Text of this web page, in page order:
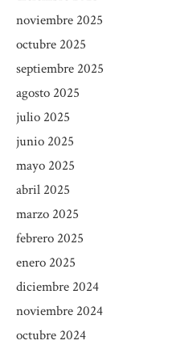
noviembre 2025
octubre 2025
septiembre 2025
agosto 2025
julio 2025
junio 2025
mayo 2025
abril 2025
marzo 2025
febrero 2025
enero 2025
diciembre 2024
noviembre 2024
octubre 2024